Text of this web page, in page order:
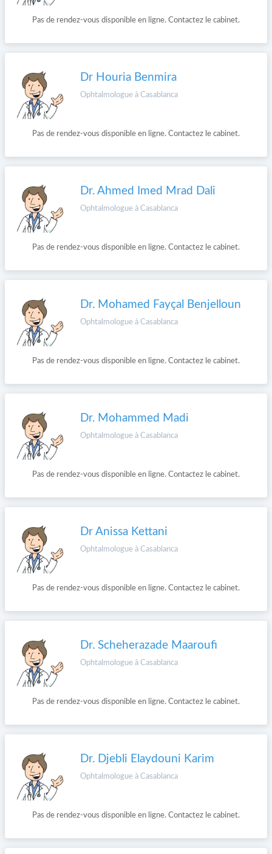
Pas de rendez-vous disponible en ligne. Contactez le cabinet.
Dr Houria Benmira
Ophtalmologue à Casablanca
Pas de rendez-vous disponible en ligne. Contactez le cabinet.
Dr. Ahmed Imed Mrad Dali
Ophtalmologue à Casablanca
Pas de rendez-vous disponible en ligne. Contactez le cabinet.
Dr. Mohamed Fayçal Benjelloun
Ophtalmologue à Casablanca
Pas de rendez-vous disponible en ligne. Contactez le cabinet.
Dr. Mohammed Madi
Ophtalmologue à Casablanca
Pas de rendez-vous disponible en ligne. Contactez le cabinet.
Dr Anissa Kettani
Ophtalmologue à Casablanca
Pas de rendez-vous disponible en ligne. Contactez le cabinet.
Dr. Scheherazade Maaroufi
Ophtalmologue à Casablanca
Pas de rendez-vous disponible en ligne. Contactez le cabinet.
Dr. Djebli Elaydouni Karim
Ophtalmologue à Casablanca
Pas de rendez-vous disponible en ligne. Contactez le cabinet.